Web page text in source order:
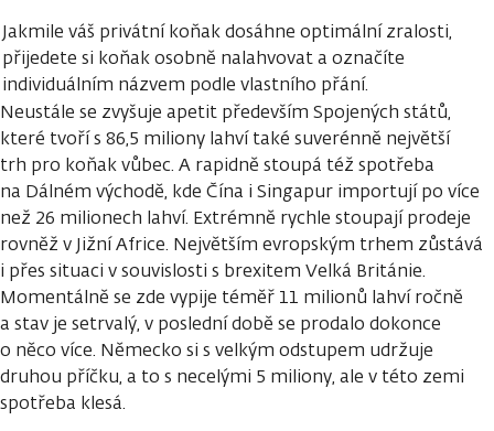
Jakmile váš privátní koňak dosáhne optimální zralosti,
přijedete si koňak osobně nalahvovat a označíte
individuálním názvem podle vlastního přání.
Neustále se zvyšuje apetit především Spojených států,
které tvoří s 86,5 miliony lahví také suverénně největší
trh pro koňak vůbec. A rapidně stoupá též spotřeba
na Dálném východě, kde Čína i Singapur importují po více
než 26 milionech lahví. Extrémně rychle stoupají prodeje
rovněž v Jižní Africe. Největším evropským trhem zůstává
i přes situaci v souvislosti s brexitem Velká Británie.
Momentálně se zde vypije téměř 11 milionů lahví ročně
a stav je setrvalý, v poslední době se prodalo dokonce
o něco více. Německo si s velkým odstupem udržuje
druhou příčku, a to s necelými 5 miliony, ale v této zemi
spotřeba klesá.